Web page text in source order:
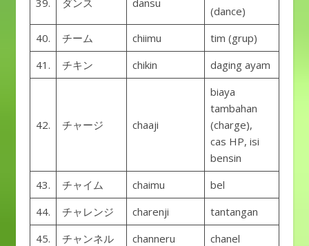
39. ダンス dansu
(dance)
40.
チーム chiimu
tim (grup)
41.
チキン chikin daging ayam
42. チャージ chaaji
biaya
tambahan
(charge),
cas HP, isi
bensin
43.
チャイム chaimu
bel
44.
チャレンジ charenji
tantangan
45.
チャンネル channeru
chanel